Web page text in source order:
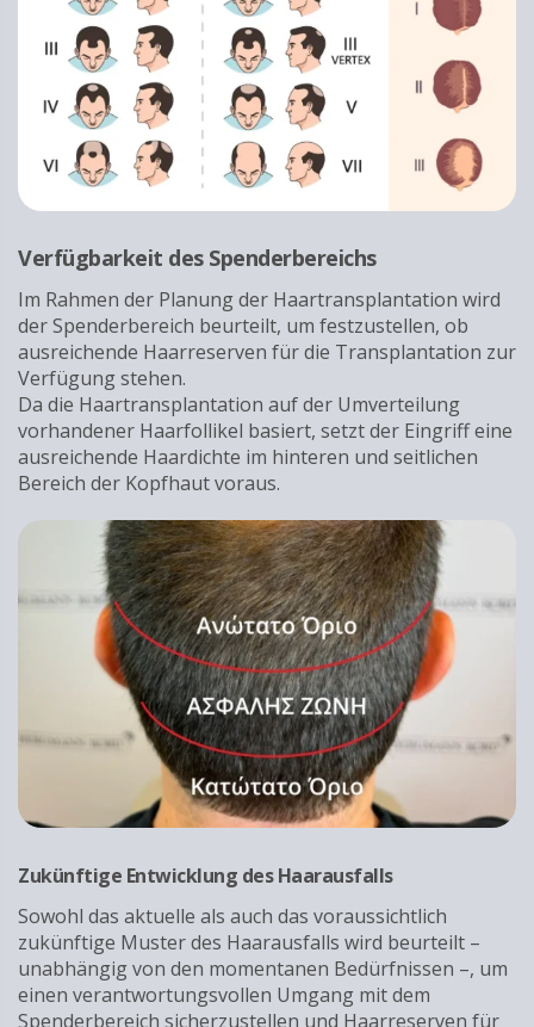
Verfügbarkeit des Spenderbereichs
Im Rahmen der Planung der Haartransplantation wird
der Spenderbereich beurteilt, um festzustellen, ob
ausreichende Haarreserven für die Transplantation zur
Verfügung stehen.
Da die Haartransplantation auf der Umverteilung
vorhandener Haarfollikel basiert, setzt der Eingriff eine
ausreichende Haardichte im hinteren und seitlichen
Bereich der Kopfhaut voraus.
Zukünftige Entwicklung des Haarausfalls
Sowohl das aktuelle als auch das voraussichtlich
zukünftige Muster des Haarausfalls wird beurteilt –
unabhängig von den momentanen Bedürfnissen –, um
einen verantwortungsvollen Umgang mit dem
Spenderbereich sicherzustellen und Haarreserven für